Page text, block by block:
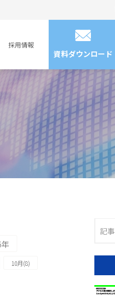
採用情報
資料ダウンロード
10月(8)